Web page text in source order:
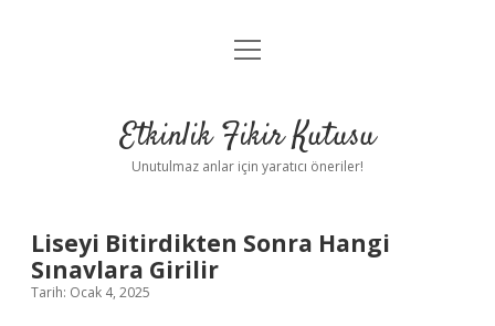
Anasayfa
Yasal Uyarı
menüyü
Etkinlik Fikir Kutusu
Unutulmaz anlar için yaratıcı öneriler!
Liseyi Bitirdikten Sonra Hangi
Sınavlara Girilir
Tarih: Ocak 4, 2025